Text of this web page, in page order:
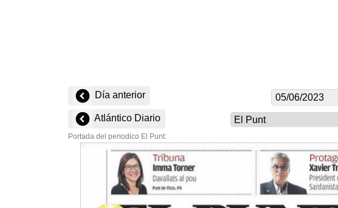
Día anterior
Atlántico Diario
Portada del periodico El Punt: